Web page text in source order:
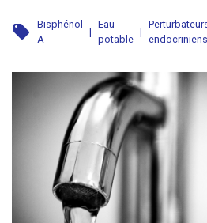
local_offer
Bisphénol
A
|
Eau
potable
|
endocriniens